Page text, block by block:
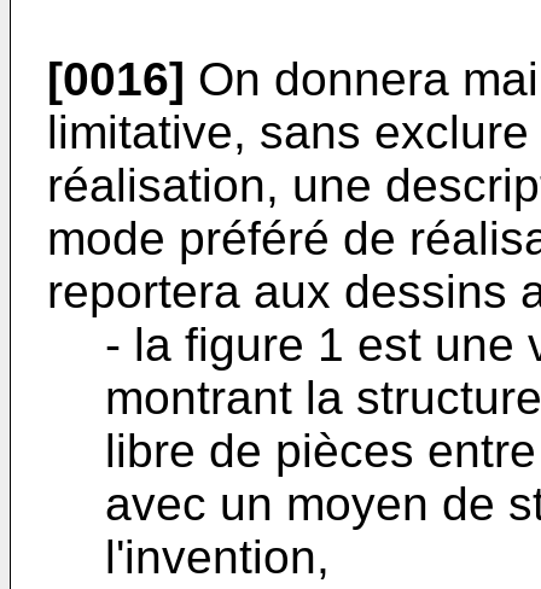
[0016] On donnera
limitative, sans
réalisation, une
mode préféré de
reportera aux dessins
- la figure 1 est une
montrant la
libre de pièces
avec un moyen de
l'invention,